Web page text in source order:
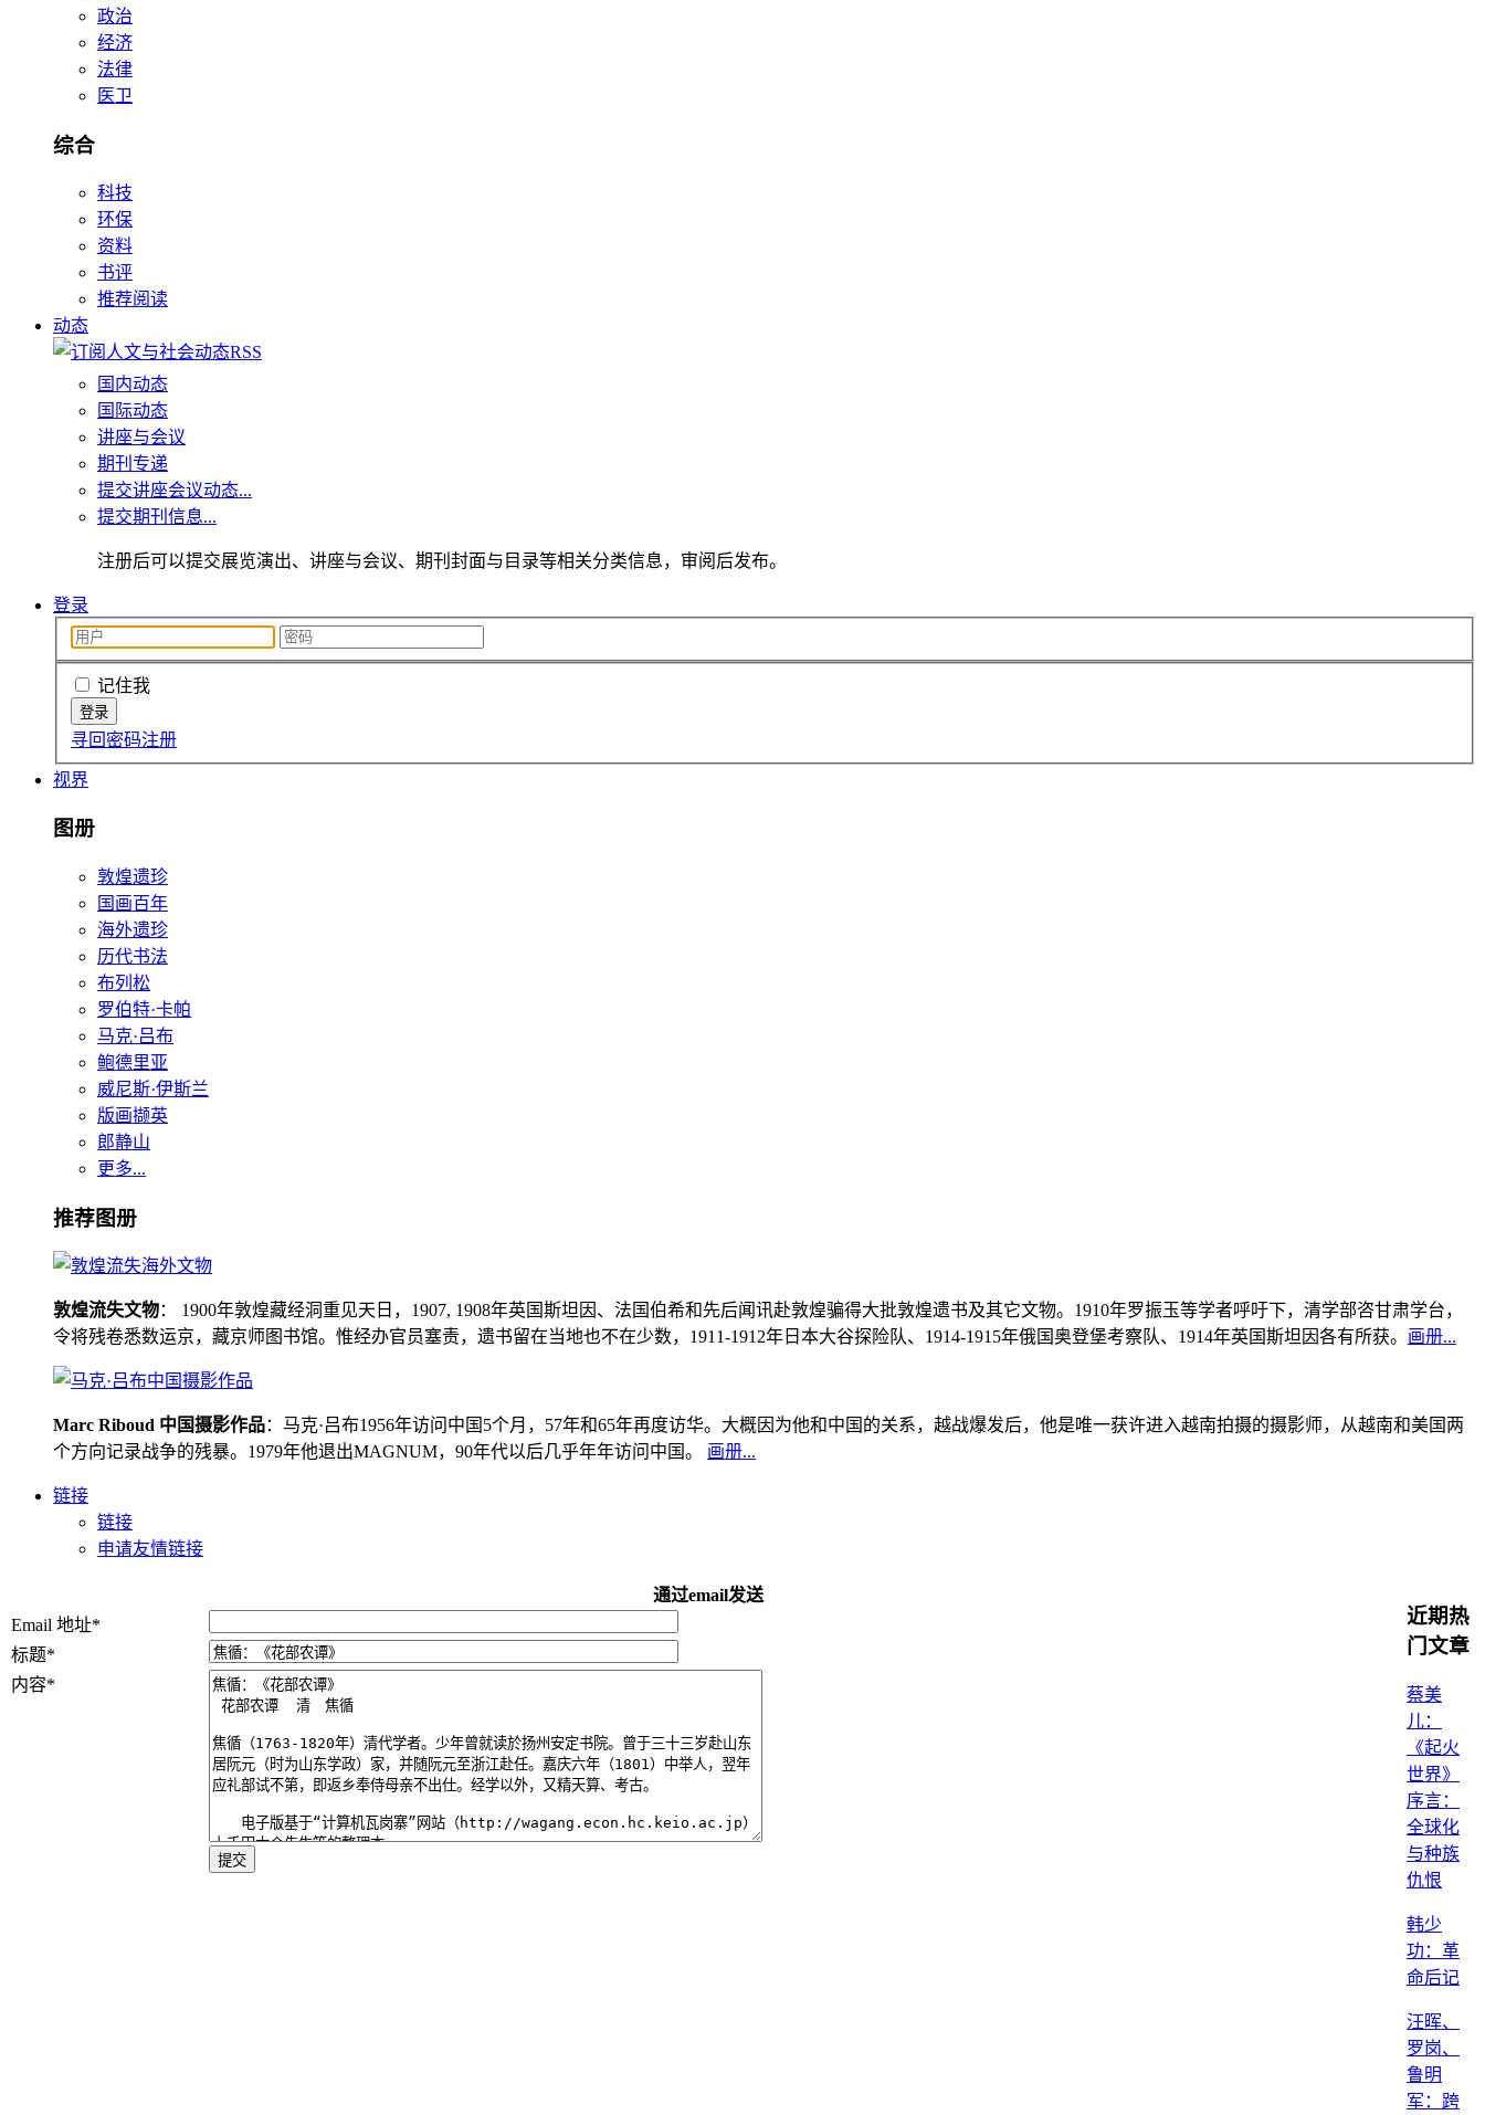
政治
经济
法律
医卫
综合
科技
环保
资料
书评
推荐阅读
动态
国内动态
国际动态
讲座与会议
期刊专递
提交讲座会议动态...
提交期刊信息...
注册后可以提交展览演出、讲座与会议、期刊封面与目录等相关分类信息，审阅后发布。
登录
记住我
寻回密码注册
视界
图册
敦煌遗珍
国画百年
海外遗珍
历代书法
布列松
罗伯特·卡帕
马克·吕布
鲍德里亚
威尼斯·伊斯兰
版画撷英
郎静山
更多...
推荐图册
敦煌流失文物： 1900年敦煌藏经洞重见天日，1907, 1908年英国斯坦因、法国伯希和先后闻讯赴敦煌骗得大批敦煌遗书及其它文物。1910年罗振玉等学者呼吁下，清学部咨甘肃学台，
令将残卷悉数运京，藏京师图书馆。惟经办官员塞责，遗书留在当地也不在少数，1911-1912年日本大谷探险队、1914-1915年俄国奥登堡考察队、1914年英国斯坦因各有所获。 画册...
Marc Riboud 中国摄影作品：马克·吕布1956年访问中国5个月，57年和65年再度访华。大概因为他和中国的关系，越战爆发后，他是唯一获许进入越南拍摄的摄影师，从越南和美国两
个方向记录战争的残暴。1979年他退出MAGNUM，90年代以后几乎年年访问中国。 画册...
链接
链接
申请友情链接
通过email发送
Email 地址*
标题*
内容*
近期热
门文章
蔡美
儿：
《起火
世界》
序言：
全球化
与种族
仇恨
韩少
功：革
命后记
汪晖、
罗岗、
鲁明
军：跨